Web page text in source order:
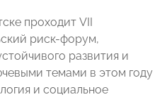
проходит VII
риск-форум,
развития и
темами в этом году
и социальное